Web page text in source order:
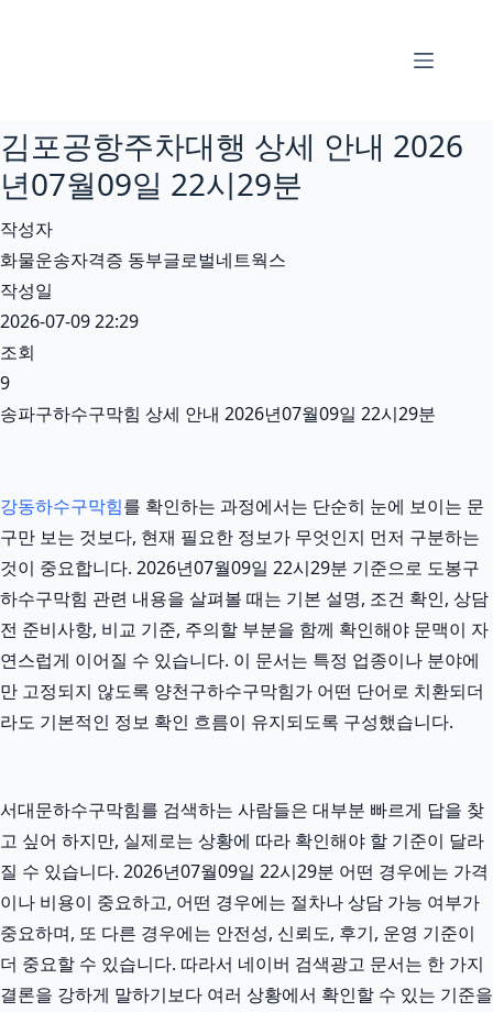
건
너
뛰
기
김포공항주차대행 상세 안내 2026
년07월09일 22시29분
작성자
화물운송자격증 동부글로벌네트웍스
작성일
2026-07-09 22:29
조회
9
송파구하수구막힘 상세 안내 2026년07월09일 22시29분
강동하수구막힘를 확인하는 과정에서는 단순히 눈에 보이는 문
구만 보는 것보다, 현재 필요한 정보가 무엇인지 먼저 구분하는
것이 중요합니다. 2026년07월09일 22시29분 기준으로 도봉구
하수구막힘 관련 내용을 살펴볼 때는 기본 설명, 조건 확인, 상담
전 준비사항, 비교 기준, 주의할 부분을 함께 확인해야 문맥이 자
연스럽게 이어질 수 있습니다. 이 문서는 특정 업종이나 분야에
만 고정되지 않도록 양천구하수구막힘가 어떤 단어로 치환되더
라도 기본적인 정보 확인 흐름이 유지되도록 구성했습니다.
서대문하수구막힘를 검색하는 사람들은 대부분 빠르게 답을 찾
고 싶어 하지만, 실제로는 상황에 따라 확인해야 할 기준이 달라
질 수 있습니다. 2026년07월09일 22시29분 어떤 경우에는 가격
이나 비용이 중요하고, 어떤 경우에는 절차나 상담 가능 여부가
중요하며, 또 다른 경우에는 안전성, 신뢰도, 후기, 운영 기준이
더 중요할 수 있습니다. 따라서 네이버 검색광고 문서는 한 가지
결론을 강하게 말하기보다 여러 상황에서 확인할 수 있는 기준을